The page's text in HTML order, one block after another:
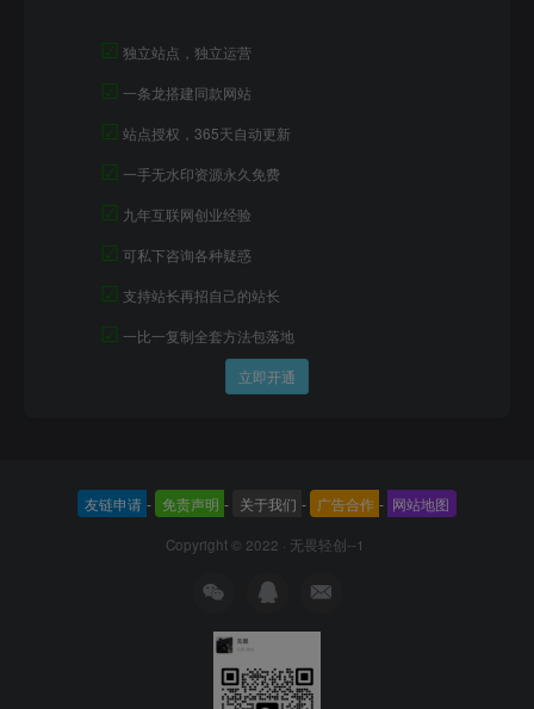
☑ 独立站点，独立运营
☑ 一条龙搭建同款网站
☑ 站点授权，365天自动更新
☑ 一手无水印资源永久免费
☑ 九年互联网创业经验
☑ 可私下咨询各种疑惑
☑ 支持站长再招自己的站长
☑ 一比一复制全套方法包落地
立即开通
友链申请 - 免责声明 - 关于我们 - 广告合作 - 网站地图
Copyright © 2022 · 无畏轻创--1